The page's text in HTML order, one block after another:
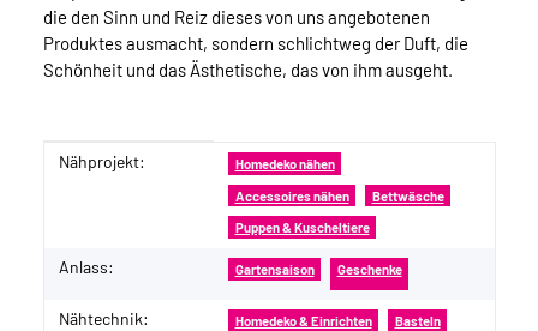
die den Sinn und Reiz dieses von uns angebotenen
Produktes ausmacht, sondern schlichtweg der Duft, die
Schönheit und das Ästhetische, das von ihm ausgeht.
Produkteigenschaft
Wert
Nähprojekt: Homedeko nähen
Accessoires nähen Bettwäsche
Puppen & Kuscheltiere
Anlass: Gartensaison Geschenke
Nähtechnik: Homedeko & Einrichten Basteln